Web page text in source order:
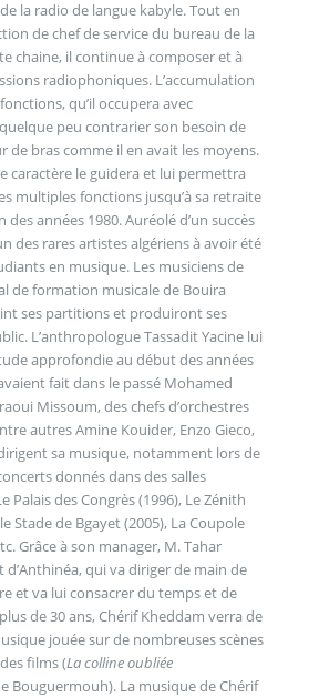
la radio de langue kabyle. Tout en
de chef de service du bureau de la
chaine, il continue à composer et à
radiophoniques. L’accumulation
qu’il occupera avec
peu contrarier son besoin de
de bras comme il en avait les moyens.
caractère le guidera et lui permettra
multiples fonctions jusqu’à sa retraite
des années 1980. Auréolé d’un succès
des rares artistes algériens à avoir été
en musique. Les musiciens de
de formation musicale de Bouira
ses partitions et produiront ses
L’anthropologue Tassadit Yacine lui
approfondie au début des années
fait dans le passé Mohamed
Missoum, des chefs d’orchestres
autres Amine Kouider, Enzo Gieco,
sa musique, notamment lors de
donnés dans des salles
Palais des Congrès (1996), Le Zénith
Stade de Bgayet (2005), La Coupole
Grâce à son manager, M. Tahar
d’Anthinéa, qui va diriger de main de
et va lui consacrer du temps et de
de 30 ans, Chérif Kheddam verra de
jouée sur de nombreuses scènes
films (La colline oubliée
Bouguermouh). La musique de Chérif